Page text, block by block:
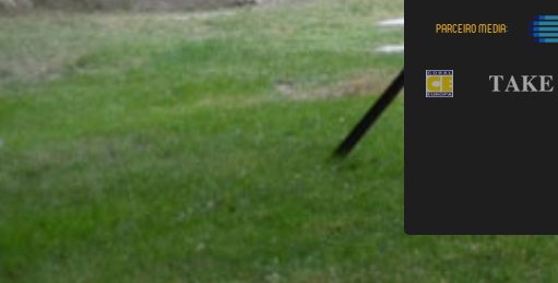
Parceiro media: